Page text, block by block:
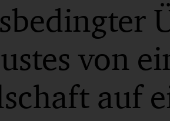
von
auf